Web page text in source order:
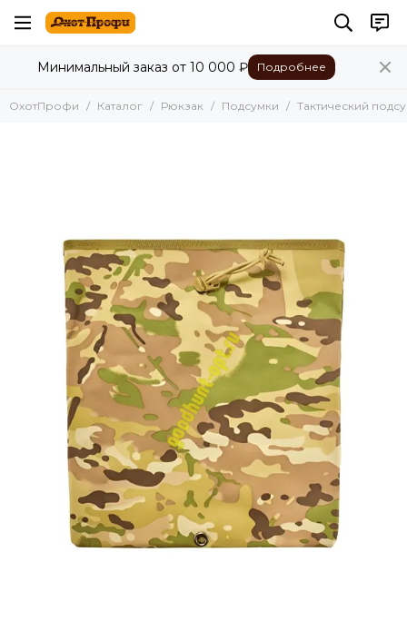
Рюкзак
Все товары
Поясные
Набедренные
Минимальный заказ от 10 000 ₽ Подробнее
ОхотПрофи Каталог Рюкзак Подсумки Тактический